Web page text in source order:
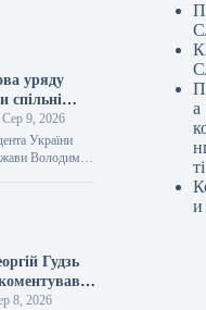
уряду
спільні
Сер 9, 2026
України
Володимир
Джуро
Гудзь
від
8, 2026
а
ті
и